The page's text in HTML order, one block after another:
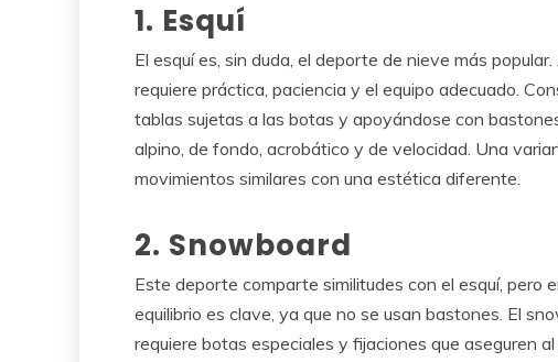
1. Esquí
El esquí es, sin duda, el deporte de nieve más
requiere práctica, paciencia y el equipo adecuado.
tablas sujetas a las botas y apoyándose con
alpino, de fondo, acrobático y de velocidad. Una
movimientos similares con una estética diferente.
2. Snowboard
Este deporte comparte similitudes con el esquí, pero
equilibrio es clave, ya que no se usan bastones. El
requiere botas especiales y fijaciones que aseguren